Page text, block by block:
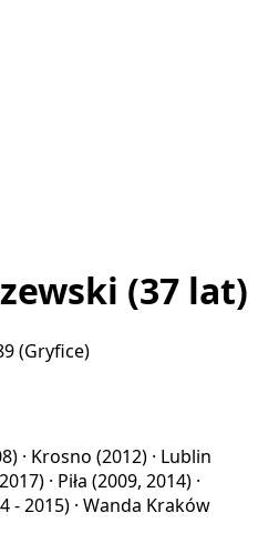
(37 lat)
(Gryfice)
· Krosno (2012) · Lublin
· Piła (2009, 2014) ·
- 2015) · Wanda Kraków